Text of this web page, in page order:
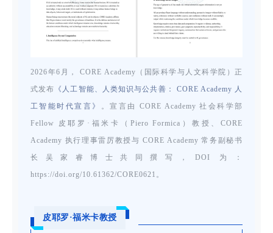
2026年6月， CORE Academy（国际科学与人文科学院）正
式发布 《人工智能、人类知识与公共善： CORE Academy 人
工智能时代宣言》 。宣言由 CORE Academy 社会科学部
Fellow 皮耶罗·福米卡（Piero Formica）教授、CORE
Academy 执行理事雷厉教授与 CORE Academy 常务副秘书
长吴家睿博士共同撰写，DOI 为：
https://doi.org/10.61362/CORE0621。
皮耶罗·福米卡教授